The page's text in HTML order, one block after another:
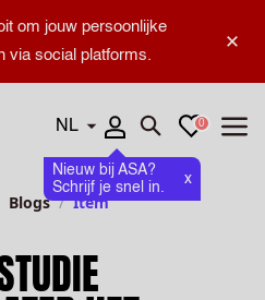
×
om jouw persoonlijke
via social platforms.
Talen
Nieuw bij ASA?
Schrijf je snel in.
x
Zoeken openen
Favorieten
0
Blogs Item